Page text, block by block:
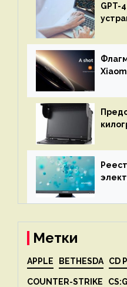
GPT-
до 3
Метки
APPLE BETHESDA CD
COUNTER-STRIKE